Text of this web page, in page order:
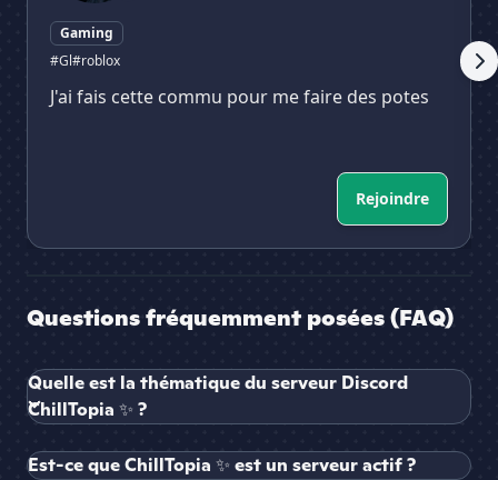
Gaming
#Gl#roblox
J'ai fais cette commu pour me faire des potes
Rejoindre
Questions fréquemment posées (FAQ)
Quelle est la thématique du serveur Discord
ChillTopia ✨ ?
Est-ce que ChillTopia ✨ est un serveur actif ?